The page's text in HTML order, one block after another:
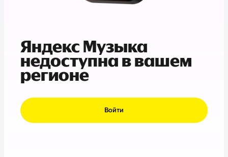
Яндекс Музыка
недоступна в вашем
регионе
Войти